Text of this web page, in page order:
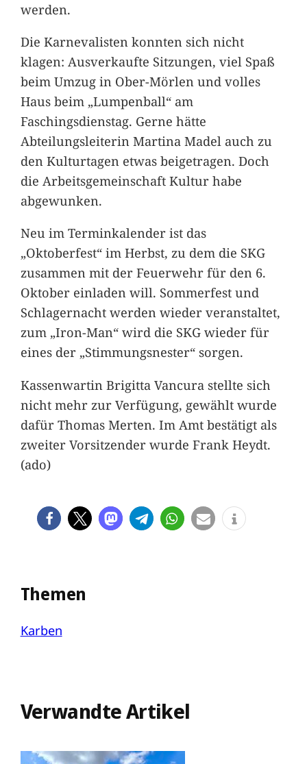
werden.
Die Karnevalisten konnten sich nicht
klagen: Ausverkaufte Sitzungen, viel Spaß
beim Umzug in Ober-Mörlen und volles
Haus beim „Lumpenball“ am
Faschingsdienstag. Gerne hätte
Abteilungsleiterin Martina Madel auch zu
den Kulturtagen etwas beigetragen. Doch
die Arbeitsgemeinschaft Kultur habe
abgewunken.
Neu im Terminkalender ist das
„Oktoberfest“ im Herbst, zu dem die SKG
zusammen mit der Feuerwehr für den 6.
Oktober einladen will. Sommerfest und
Schlagernacht werden wieder veranstaltet,
zum „Iron-Man“ wird die SKG wieder für
eines der „Stimmungsnester“ sorgen.
Kassenwartin Brigitta Vancura stellte sich
nicht mehr zur Verfügung, gewählt wurde
dafür Thomas Merten. Im Amt bestätigt als
zweiter Vorsitzender wurde Frank Heydt.
(ado)
Themen
Karben
Verwandte Artikel